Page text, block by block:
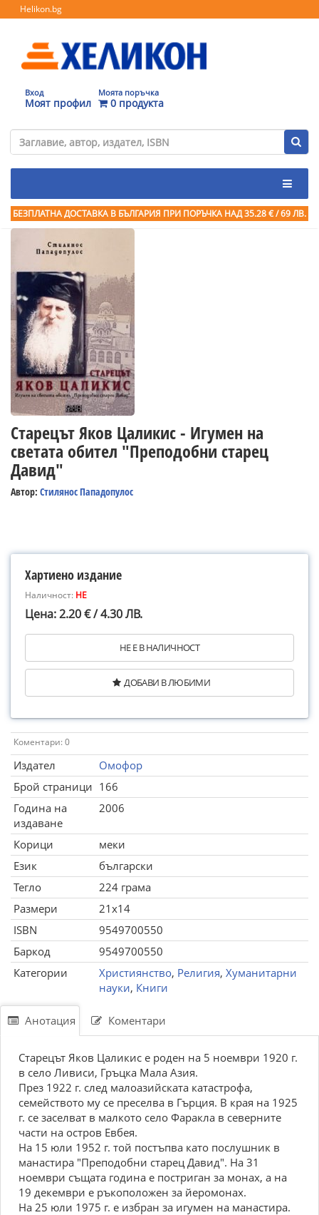
Helikon.bg
Вход
Моят профил
Моята поръчка
0 продукта
БЕЗПЛАТНА ДОСТАВКА В БЪЛГАРИЯ ПРИ ПОРЪЧКА НАД 35.28 € / 69 ЛВ.
Старецът Яков Цаликис - Игумен на
светата обител "Преподобни старец
Давид"
Автор: Стилянос Пападопулос
Хартиено издание
Наличност: НЕ
Цена: 2.20 € / 4.30 ЛВ.
НЕ Е В НАЛИЧНОСТ
ДОБАВИ В ЛЮБИМИ
Коментари: 0
Издател
Омофор
Брой страници 166
Година на
издаване
2006
Корици
меки
Език
български
Тегло
224 грама
Размери
21x14
ISBN
9549700550
Баркод
9549700550
Категории
Християнство, Религия, Хуманитарни
науки, Книги
Анотация Коментари
Старецът Яков Цаликис е роден на 5 ноември 1920 г.
в село Ливиси, Гръцка Мала Азия.
През 1922 г. след малоазийската катастрофа,
семейството му се преселва в Гърция. В края на 1925
г. се заселват в малкото село Фаракла в северните
части на остров Евбея.
На 15 юли 1952 г. той постъпва като послушник в
манастира "Преподобни старец Давид". На 31
ноември същата година е постриган за монах, а на
19 декември е ръкоположен за йеромонах.
На 25 юли 1975 г. е избран за игумен на манастира.